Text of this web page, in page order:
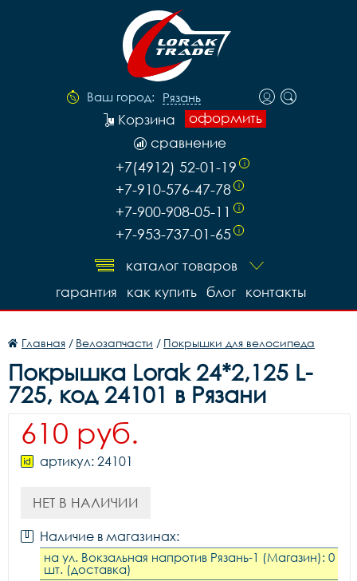
Ваш город: Рязань
оформить
Корзина
сравнение
+7(4912) 52-01-19 i
+7-910-576-47-78 i
+7-900-908-05-11 i
+7-953-737-01-65 i
каталог товаров
контакты
блог
как купить
гарантия
Главная / Велозапчасти / Покрышки для велосипеда
Покрышка Lorak 24*2,125 L-
725, код 24101 в Рязани
610 руб.
артикул: 24101
НЕТ В НАЛИЧИИ
Наличие в магазинах:
на ул. Вокзальная напротив Рязань-1 (Магазин): 0
шт. (доставка)